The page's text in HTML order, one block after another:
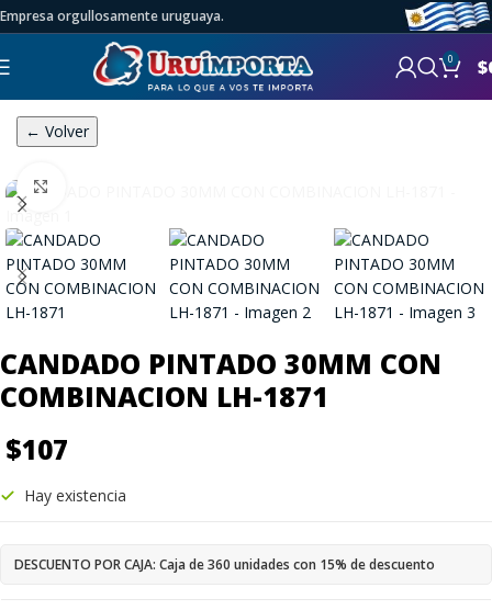
Empresa orgullosamente uruguaya.
0 $
← Volver
CANDADO PINTADO 30MM CON
COMBINACION LH-1871
$107
Hay existencia
DESCUENTO POR CAJA: Caja de 360 unidades con 15% de descuento